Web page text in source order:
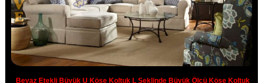
Beyaz Etekli Büyük U Köşe Koltuk L Şeklinde Büyük Ölçü Köşe Koltuk